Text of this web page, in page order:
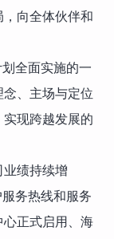
向全体伙伴和
全面实施的一
、主场与定位
现跨越发展的
绩持续增
务热线和服务
正式启用、海